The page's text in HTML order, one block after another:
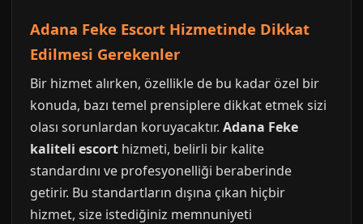
Adana Feke Escort Hizmetinde Dikkat
Edilmesi Gerekenler
Bir hizmet alırken, özellikle de bu kadar özel bir
konuda, bazı temel prensiplere dikkat etmek sizi
olası sorunlardan koruyacaktır. Adana Feke
kaliteli escort hizmeti, belirli bir kalite
standardını ve profesyonelliği beraberinde
getirir. Bu standartların dışına çıkan hiçbir
hizmet, size istediğiniz memnuniyeti